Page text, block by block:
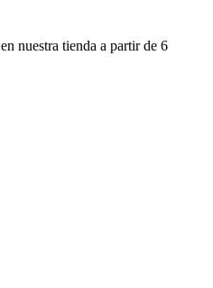
en nuestra tienda a partir de 6